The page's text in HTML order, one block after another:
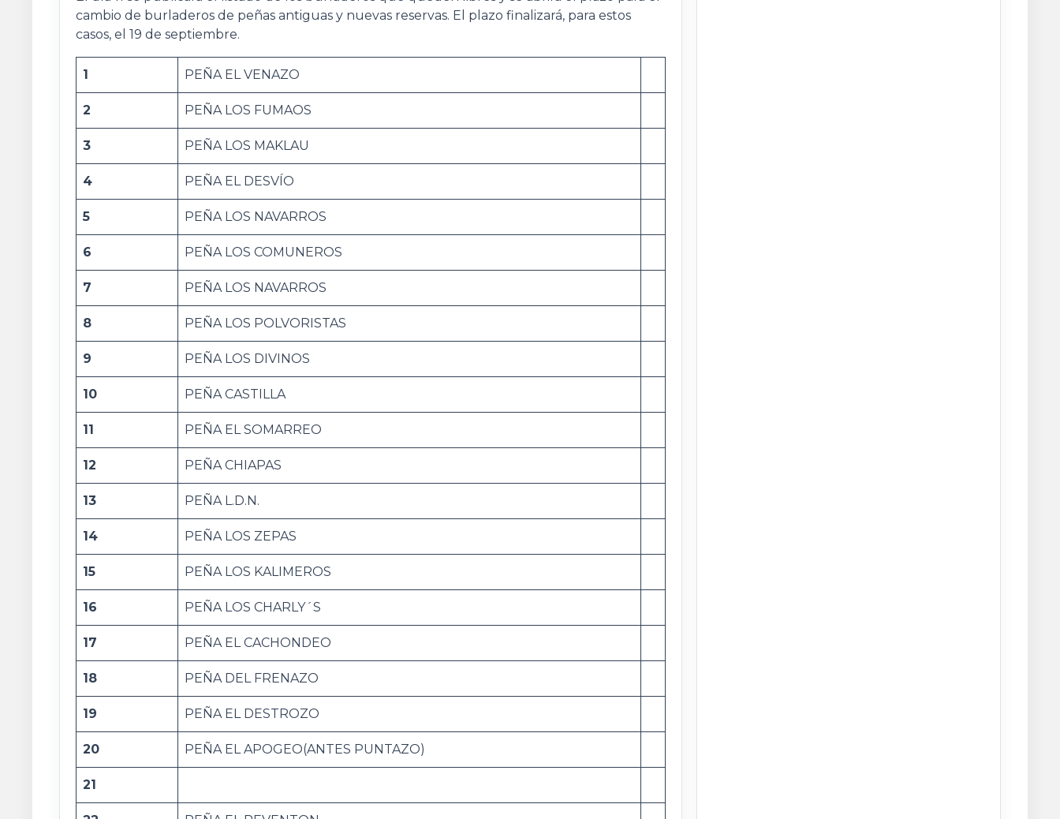
cambio de burladeros de peñas antiguas y nuevas reservas. El plazo finalizará, para estos
casos, el 19 de septiembre.
1 PEÑA EL VENAZO
2 PEÑA LOS FUMAOS
3 PEÑA LOS MAKLAU
4 PEÑA EL DESVÍO
5 PEÑA LOS NAVARROS
6 PEÑA LOS COMUNEROS
7 PEÑA LOS NAVARROS
8 PEÑA LOS POLVORISTAS
9 PEÑA LOS DIVINOS
10 PEÑA CASTILLA
11 PEÑA EL SOMARREO
12 PEÑA CHIAPAS
13 PEÑA L.D.N.
14 PEÑA LOS ZEPAS
15 PEÑA LOS KALIMEROS
16 PEÑA LOS CHARLY´S
17 PEÑA EL CACHONDEO
18 PEÑA DEL FRENAZO
19 PEÑA EL DESTROZO
20 PEÑA EL APOGEO(ANTES PUNTAZO)
21